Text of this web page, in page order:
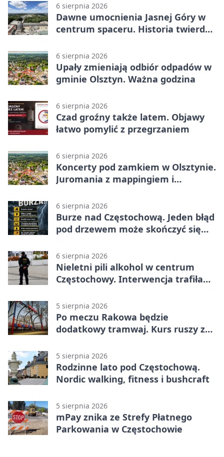
6 sierpnia 2026
Dawne umocnienia Jasnej Góry w
centrum spaceru. Historia twierdzy
6 sierpnia 2026
Upały zmieniają odbiór odpadów w
gminie Olsztyn. Ważna godzina
6 sierpnia 2026
Czad groźny także latem. Objawy
łatwo pomylić z przegrzaniem
6 sierpnia 2026
Koncerty pod zamkiem w Olsztynie.
Juromania z mappingiem i
6 sierpnia 2026
Burze nad Częstochową. Jeden błąd
pod drzewem może skończyć się
6 sierpnia 2026
Nieletni pili alkohol w centrum
Częstochowy. Interwencja trafiła
5 sierpnia 2026
Po meczu Rakowa będzie
dodatkowy tramwaj. Kurs ruszy ze
5 sierpnia 2026
Rodzinne lato pod Częstochową.
Nordic walking, fitness i bushcraft
5 sierpnia 2026
mPay znika ze Strefy Płatnego
Parkowania w Częstochowie